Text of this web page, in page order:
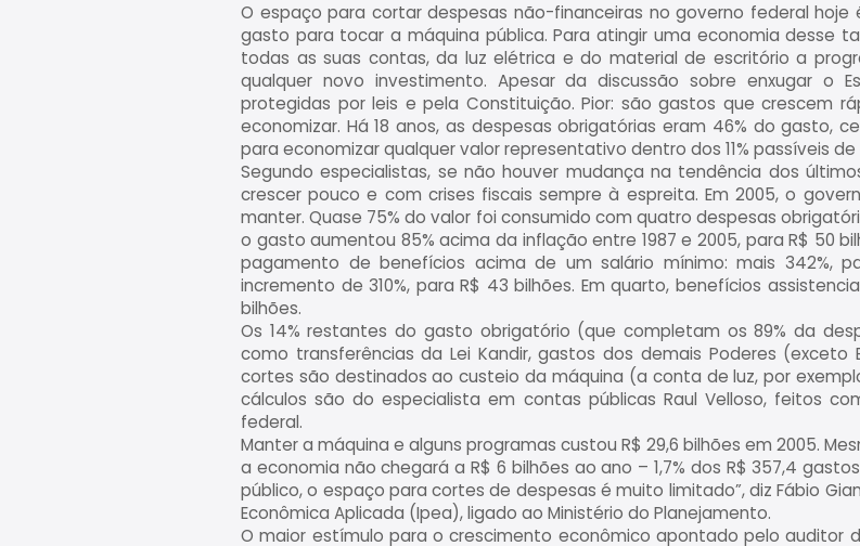
O espaço para cortar despesas não-financeiras no governo federal hoje
gasto para tocar a máquina pública. Para atingir uma economia desse
todas as suas contas, da luz elétrica e do material de escritório a
qualquer novo investimento. Apesar da discussão sobre enxugar o
protegidas por leis e pela Constituição. Pior: são gastos que crescem
economizar. Há 18 anos, as despesas obrigatórias eram 46% do gasto,
para economizar qualquer valor representativo dentro dos 11% passíveis
Segundo especialistas, se não houver mudança na tendência dos
crescer pouco e com crises fiscais sempre à espreita. Em 2005, o
manter. Quase 75% do valor foi consumido com quatro despesas
o gasto aumentou 85% acima da inflação entre 1987 e 2005, para R$ 50
pagamento de benefícios acima de um salário mínimo: mais 342%,
incremento de 310%, para R$ 43 bilhões. Em quarto, benefícios
bilhões.
Os 14% restantes do gasto obrigatório (que completam os 89% da
como transferências da Lei Kandir, gastos dos demais Poderes (exceto
cortes são destinados ao custeio da máquina (a conta de luz, por
cálculos são do especialista em contas públicas Raul Velloso, feitos
federal.
Manter a máquina e alguns programas custou R$ 29,6 bilhões em 2005.
a economia não chegará a R$ 6 bilhões ao ano – 1,7% dos R$ 357,4
público, o espaço para cortes de despesas é muito limitado”, diz Fábio
Econômica Aplicada (Ipea), ligado ao Ministério do Planejamento.
O maior estímulo para o crescimento econômico apontado pelo auditor